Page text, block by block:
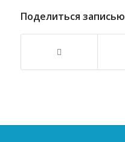
Поделиться записью